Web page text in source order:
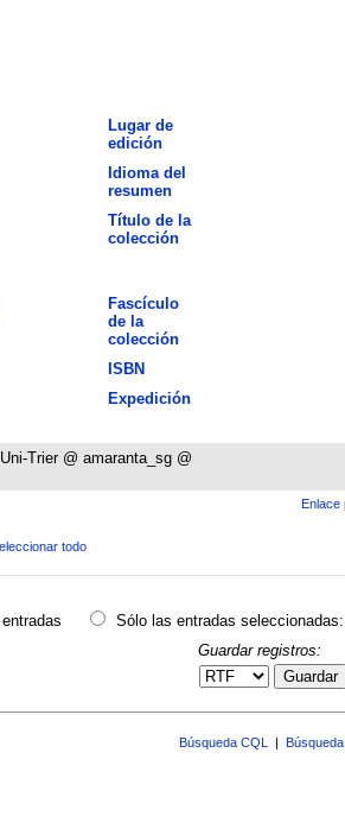
Lugar de
edición
Idioma del
resumen
Título de la
colección
Fascículo
de la
colección
ISBN
Expedición
Uni-Trier @ amaranta_sg @
Enlace
todo
Sólo las entradas seleccionadas:
Guardar registros:
Guardar
Búsqueda CQL